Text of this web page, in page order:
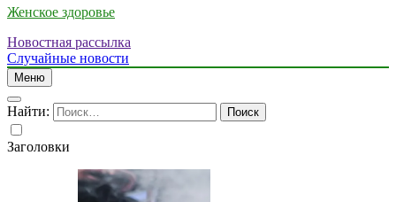
Женское здоровье
Новостная рассылка
Случайные новости
Меню
Найти:
Заголовки